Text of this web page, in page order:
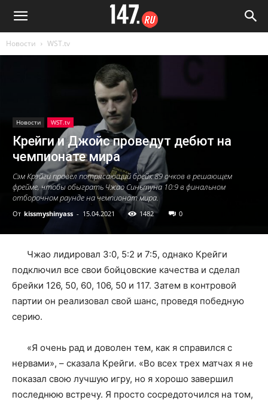
Новости WST.tv
Новости WST.tv
Крейги и Джойс проведут дебют на
чемпионате мира
Сэм Крэйги провел потрясающий брейк 89 очков в решающем
фрейме, чтобы обыграть Чжао Синьтуна 10:9 в финальном
отборочном раунде на чемпионат мира.
От kissmyshinyass - 15.04.2021 1482 0
Чжао лидировал 3:0, 5:2 и 7:5, однако Крейги
подключил все свои бойцовские качества и сделал
брейки 126, 50, 60, 106, 50 и 117. Затем в контровой
партии он реализовал свой шанс, проведя победную
серию.
«Я очень рад и доволен тем, как я справился с
нервами», – сказала Крейги. «Во всех трех матчах я не
показал свою лучшую игру, но я хорошо завершил
последнюю встречу. Я просто сосредоточился на том,